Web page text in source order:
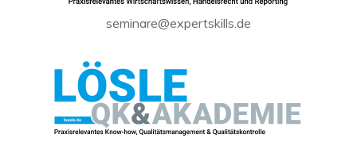
seminare@expertskills.de